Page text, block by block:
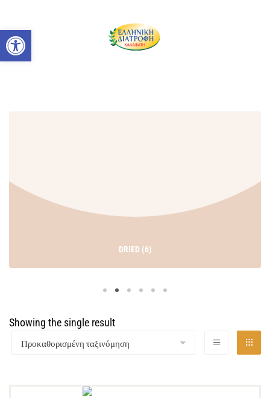
Ανοίξτε τη γραμμή εργαλείων
DRIED (6)
Showing the single result